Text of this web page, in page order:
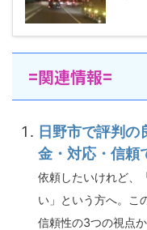
=関連情報=
日野市で評判の
金・対応・信頼
依頼したいけれど、
い」という方へ。こ
信頼性の3つの視点